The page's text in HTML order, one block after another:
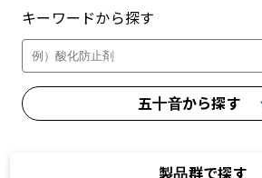
キーワードから探す
五十音から探す
製品群で探す